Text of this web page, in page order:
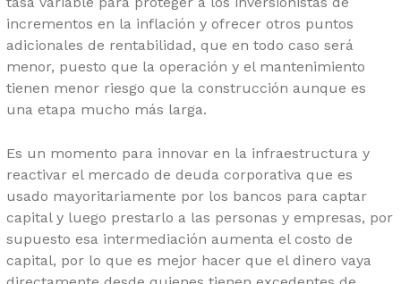
incrementos en la inflación y ofrecer otros puntos
adicionales de rentabilidad, que en todo caso será
menor, puesto que la operación y el mantenimiento
tienen menor riesgo que la construcción aunque es
una etapa mucho más larga.
Es un momento para innovar en la infraestructura y
reactivar el mercado de deuda corporativa que es
usado mayoritariamente por los bancos para captar
capital y luego prestarlo a las personas y empresas, por
supuesto esa intermediación aumenta el costo de
capital, por lo que es mejor hacer que el dinero vaya